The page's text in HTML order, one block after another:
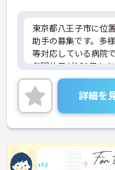
東京都八王子市に位
助手の募集です。多
等対応している病院で
年間休日が121日も
ながらご勤務いただ
所として院内に保育
て世代の方も安心し
ご興味のある方には
に詳細をお話しいた
さい！
詳細を